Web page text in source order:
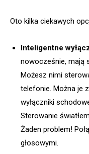
Oto kilka ciekawych
Inteligentne
nowocześnie, mają
Możesz nimi
telefonie. Można je
wyłączniki
Sterowanie
Żaden problem!
głosowymi.